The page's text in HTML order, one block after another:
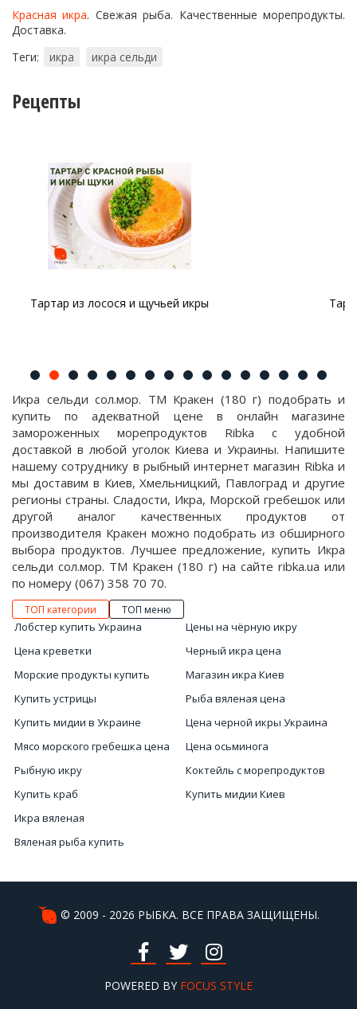
Красная икра. Свежая рыба. Качественные морепродукты.
Доставка.
Теги:
икра икра сельди
Рецепты
икры Тартар из форели с авокадо и
Икра сельди сол.мор. ТМ Кракен (180 г) подобрать и
купить по адекватной цене в онлайн магазине
замороженных морепродуктов Ribka с удобной
доставкой в любой уголок Киева и Украины. Напишите
нашему сотруднику в рыбный интернет магазин Ribka и
мы доставим в Киев, Хмельницкий, Павлоград и другие
регионы страны. Сладости, Икра, Морской гребешок или
другой аналог качественных продуктов от
производителя Кракен можно подобрать из обширного
выбора продуктов. Лучшее предложение, купить Икра
сельди сол.мор. ТМ Кракен (180 г) на сайте ribka.ua или
по номеру (067) 358 70 70.
ТОП категории ТОП меню
Лобстер купить Украина
Цена креветки
Морские продукты купить
Купить устрицы
Купить мидии в Украине
Мясо морского гребешка цена
Рыбную икру
Купить краб
Цены на чёрную икру
Черный икра цена
Магазин икра Киев
Рыба вяленая цена
Цена черной икры Украина
Цена осьминога
Коктейль с морепродуктов
Купить мидии Киев
Икра вяленая
Вяленая рыба купить
Интернет магазин рыбных продуктов
Интернет магазин вяленой рыбы
Магазины морепродуктов
© 2009 - 2026 РЫБКА. ВСЕ ПРАВА ЗАЩИЩЕНЫ.
POWERED BY FOCUS STYLE